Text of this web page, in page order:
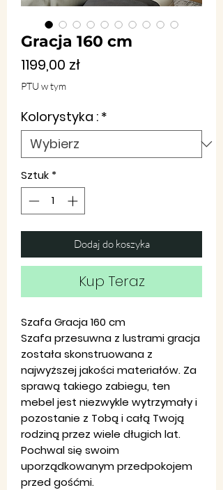
Gracja 160 cm
1199,00 złCena
PTU w tym
Kolorystyka : *
Sztuk *
Dodaj do koszyka
Kup Teraz
Szafa Gracja 160 cm
Szafa przesuwna z lustrami gracja
została skonstruowana z
najwyższej jakości materiałów. Za
sprawą takiego zabiegu, ten
mebel jest niezwykle wytrzymały i
pozostanie z Tobą i całą Twoją
rodziną przez wiele długich lat.
Pochwal się swoim
uporządkowanym przedpokojem
przed gośćmi.